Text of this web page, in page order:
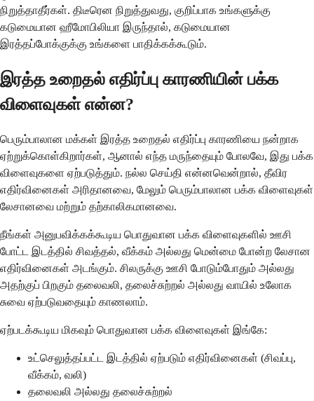
நிறுத்தாதீர்கள். திடீரென நிறுத்துவது, குறிப்பாக உங்களுக்கு
கடுமையான ஹீமோபிலியா இருந்தால், கடுமையான
இரத்தப்போக்குக்கு உங்களை பாதிக்கக்கூடும்.
இரத்த உறைதல் எதிர்ப்பு காரணியின் பக்க
விளைவுகள் என்ன?
பெரும்பாலான மக்கள் இரத்த உறைதல் எதிர்ப்பு காரணியை நன்றாக
ஏற்றுக்கொள்கிறார்கள், ஆனால் எந்த மருந்தையும் போலவே, இது பக்க
விளைவுகளை ஏற்படுத்தும். நல்ல செய்தி என்னவென்றால், தீவிர
எதிர்வினைகள் அரிதானவை, மேலும் பெரும்பாலான பக்க விளைவுகள்
லேசானவை மற்றும் தற்காலிகமானவை.
நீங்கள் அனுபவிக்கக்கூடிய பொதுவான பக்க விளைவுகளில் ஊசி
போட்ட இடத்தில் சிவத்தல், வீக்கம் அல்லது மென்மை போன்ற லேசான
எதிர்வினைகள் அடங்கும். சிலருக்கு ஊசி போடும்போதும் அல்லது
அதற்குப் பிறகும் தலைவலி, தலைச்சுற்றல் அல்லது வாயில் உலோக
சுவை ஏற்படுவதையும் காணலாம்.
ஏற்படக்கூடிய மிகவும் பொதுவான பக்க விளைவுகள் இங்கே:
உட்செலுத்தப்பட்ட இடத்தில் ஏற்படும் எதிர்வினைகள் (சிவப்பு,
வீக்கம், வலி)
தலைவலி அல்லது தலைச்சுற்றல்